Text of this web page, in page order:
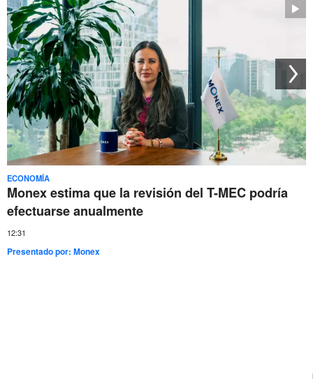
ECONOMÍA
Monex estima que la revisión del T-MEC podría
efectuarse anualmente
12:31
Presentado por:Monex